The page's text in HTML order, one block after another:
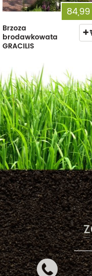
84,99
Brzoza
brodawkowata
GRACILIS